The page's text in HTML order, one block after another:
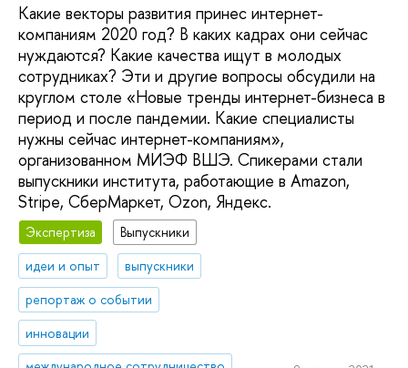
Какие векторы развития принес интернет-
компаниям 2020 год? В каких кадрах они сейчас
нуждаются? Какие качества ищут в молодых
сотрудниках? Эти и другие вопросы обсудили на
круглом столе «Новые тренды интернет-бизнеса в
период и после пандемии. Какие специалисты
нужны сейчас интернет-компаниям»,
организованном МИЭФ ВШЭ. Спикерами стали
выпускники института, работающие в Amazon,
Stripe, СберМаркет, Ozon, Яндекс.
Экспертиза
Выпускники
идеи и опыт
выпускники
репортаж о событии
инновации